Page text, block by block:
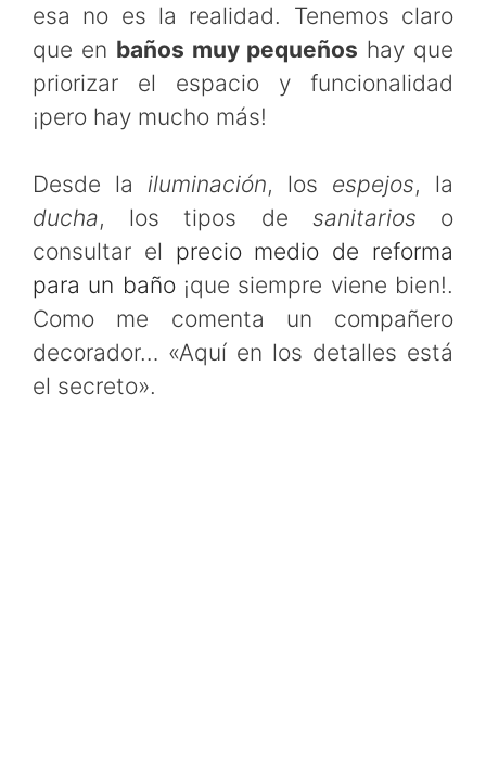
esa no es la realidad. Tenemos claro
que en baños muy pequeños hay que
priorizar el espacio y funcionalidad
¡pero hay mucho más!
Desde la iluminación, los espejos, la
ducha, los tipos de sanitarios o
consultar el precio medio de reforma
para un baño¡que siempre viene bien!.
Como me comenta un compañero
decorador… «Aquí en los detalles está
el secreto».